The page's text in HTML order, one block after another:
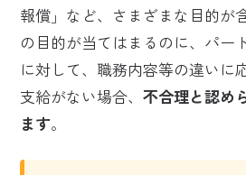
報償」など、さまざまな目的が
の目的が当てはまるのに、パー
に対して、職務内容等の違いに
支給がない場合、不合理と認め
ます。